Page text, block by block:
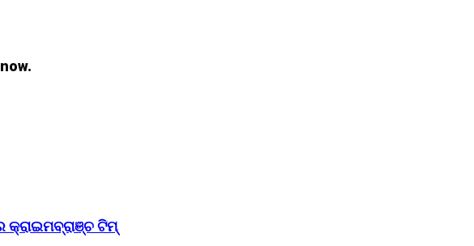
କ୍ରାଇମବ୍ରାଞ୍ଚ ଟିମ୍